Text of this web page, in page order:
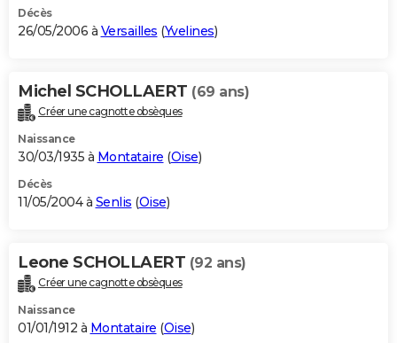
Décès
26/05/2006 à Versailles (Yvelines)
Michel SCHOLLAERT (69 ans)
Créer une cagnotte obsèques
Naissance
30/03/1935 à Montataire (Oise)
Décès
11/05/2004 à Senlis (Oise)
Leone SCHOLLAERT (92 ans)
Créer une cagnotte obsèques
Naissance
01/01/1912 à Montataire (Oise)